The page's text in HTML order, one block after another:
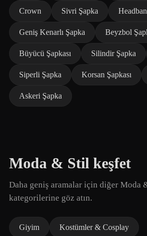
Crown Sivri Şapka
Geniş Kenarlı Şapka Beyzbol
Büyücü Şapkası Silindir Şapka
Siperli Şapka Korsan Şapkası
Askeri Şapka
Moda & Stil keşfet
Daha geniş aramalar için diğer Moda
kategorilerine göz atın.
Giyim Kostümler & Cosplay